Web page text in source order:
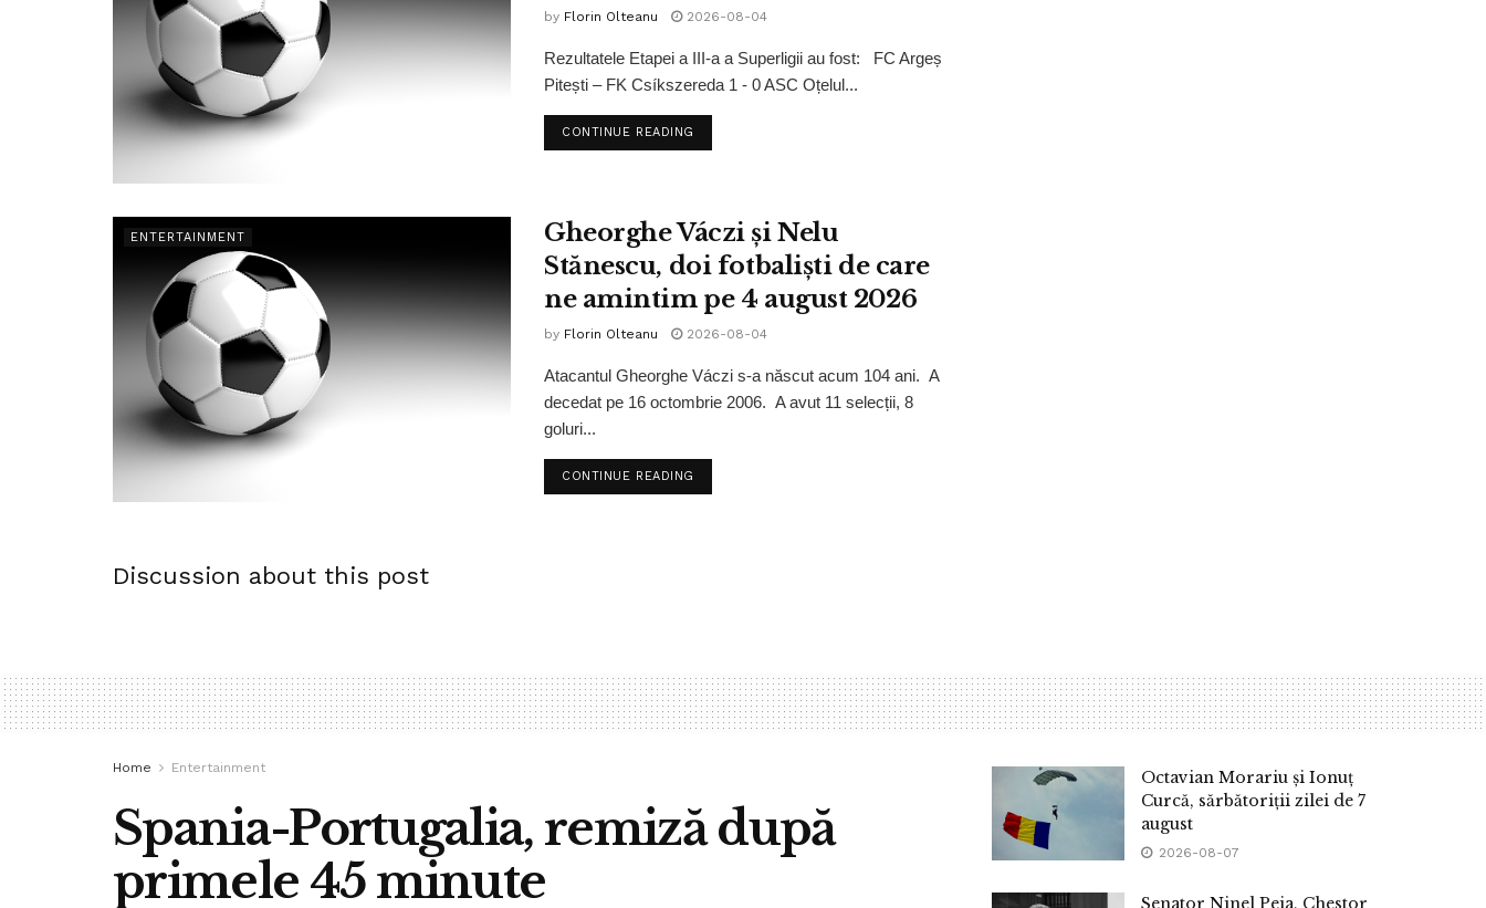
by Florin Olteanu 2026-08-04
Rezultatele Etapei a III-a a Superligii au fost: FC Argeș
Pitești – FK Csíkszereda 1 - 0 ASC Oțelul...
CONTINUE READING
ENTERTAINMENT
Gheorghe Váczi și Nelu
Stănescu, doi fotbaliști de care
ne amintim pe 4 august 2026
by Florin Olteanu 2026-08-04
Atacantul Gheorghe Váczi s-a născut acum 104 ani. A
decedat pe 16 octombrie 2006. A avut 11 selecții, 8
goluri...
CONTINUE READING
Discussion about this post
Home Entertainment
Spania-Portugalia, remiză după
primele 45 minute
Octavian Morariu și Ionuț
Curcă, sărbătoriții zilei de 7
august
2026-08-07
Senator Ninel Peia, Chestor